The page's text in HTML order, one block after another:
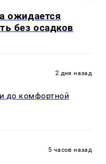
ожидается
без осадков
2 дня назад
до комфортной
5 часов назад